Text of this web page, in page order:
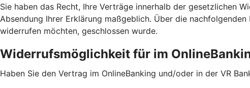
Sie haben das Recht, Ihre Verträge innerhalb der gesetzlichen
Absendung Ihrer Erklärung maßgeblich. Über die
widerrufen möchten, geschlossen wurde.
Widerrufsmöglichkeit für im
Haben Sie den Vertrag im OnlineBanking und/oder in der VR